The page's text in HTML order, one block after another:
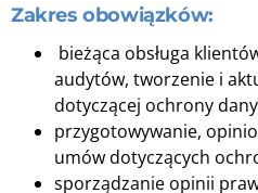
Zakres obowiązków:
bieżąca obsługa
audytów, tworzenie i
dotyczącej ochrony
przygotowywanie,
umów dotyczących
sporządzanie opinii